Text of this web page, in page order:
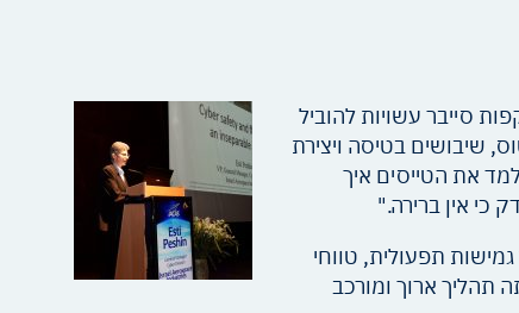
סייבר עשויות להוביל
שיבושים בטיסה ויצירת
את הטייסים איך
כי אין ברירה."
התעופה הולך לעבר גמישות תפעולית, טווחי
תהליך ארוך ומורכב